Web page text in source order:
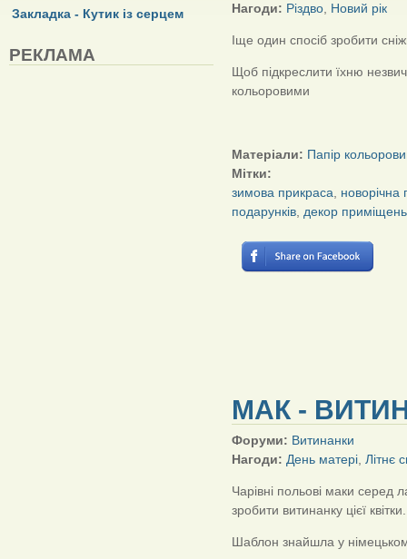
Закладка - Кутик із серцем
РЕКЛАМА
Нагоди: Різдво Новий рік
Іще один спосіб зробити
Щоб підкреслити їхню
кольоровими
Матеріали: Папір
Мітки:
зимова прикраса
новорічна
подарунків декор приміщень
МАК -
Форуми: Витинанки
Нагоди: День матері Літнє
Чарівні польові маки серед
зробити витинанку цієї квітки.
Шаблон знайшла у